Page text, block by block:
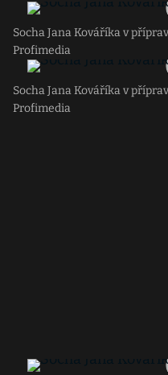
Socha Jana Kováříka v
Profimedia
Socha Jana Kováříka v
Profimedia